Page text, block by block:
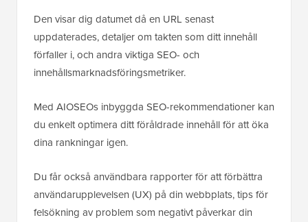
Den visar dig datumet då en URL senast
uppdaterades, detaljer om takten som ditt innehåll
förfaller i, och andra viktiga SEO- och
innehållsmarknadsföringsmetriker.
Med AIOSEOs inbyggda SEO-rekommendationer kan
du enkelt optimera ditt föråldrade innehåll för att öka
dina rankningar igen.
Du får också användbara rapporter för att förbättra
användarupplevelsen (UX) på din webbplats, tips för
felsökning av problem som negativt påverkar din